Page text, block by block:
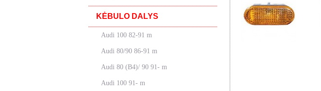
KĖBULO DALYS
Audi 100 82-91 m
Audi 80/90 86-91 m
Audi 80 (B4)/ 90 91- m
Audi 100 91- m